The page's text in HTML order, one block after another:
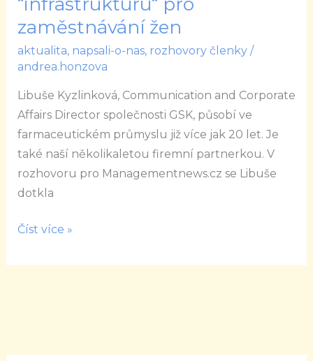
zaměstnávání žen
aktualita, napsali-o-nas, rozhovory členky/
andrea.honzova
Libuše Kyzlinková, Communication and Corporate
Affairs Director společnosti GSK, působí ve
farmaceutickém průmyslu již více jak 20 let. Je
také naší několikaletou firemní partnerkou. V
rozhovoru pro Managementnews.cz se Libuše
dotkla
měly
vytvořit
“infrastrukturu“
pro
zaměstnávání
žen
Číst více »